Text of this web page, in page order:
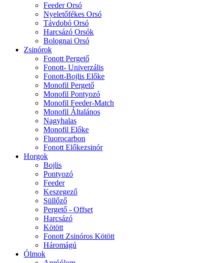
Feeder Orsó
Nyeletőfékes Orsó
Távdobó Orsó
Harcsázó Orsók
Bolognai Orsó
Zsinórok
Fonott Pergető
Fonott- Univerzális
Fonott-Bojlis Előke
Monofil Pergető
Monofil Pontyozó
Monofil Feeder-Match
Monofil Általános
Nagyhalas
Monofil Előke
Fluorocarbon
Fonott Előkezsinór
Horgok
Bojlis
Pontyozó
Feeder
Keszegező
Süllőző
Pergető - Offset
Harcsázó
Kötött
Fonott Zsinóros Kötött
Háromágú
Ólmok